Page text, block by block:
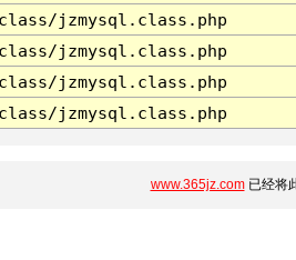
jzmysql.class.php
jzmysql.class.php
jzmysql.class.php
jzmysql.class.php
www.365jz.com已经将